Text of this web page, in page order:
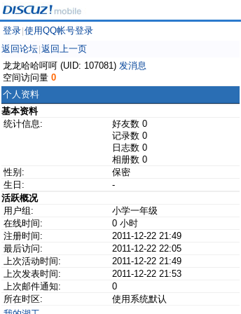
登录 使用QQ帐号登录
返回论坛 返回上一页
龙龙哈哈呵呵 (UID: 107081) 发消息
空间访问量 0
个人资料
基本资料
统计信息:
好友数 0
记录数 0
日志数 0
相册数 0
性别:
保密
生日:
-
活跃概况
用户组:
小学一年级
在线时间:
0 小时
注册时间:
2011-12-22 21:49
最后访问:
2011-12-22 22:05
上次活动时间:
2011-12-22 21:49
上次发表时间:
2011-12-22 21:53
上次邮件通知:
0
所在时区:
使用系统默认